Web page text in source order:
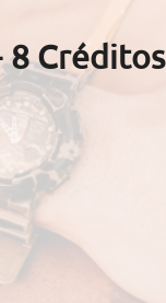
8 Créditos